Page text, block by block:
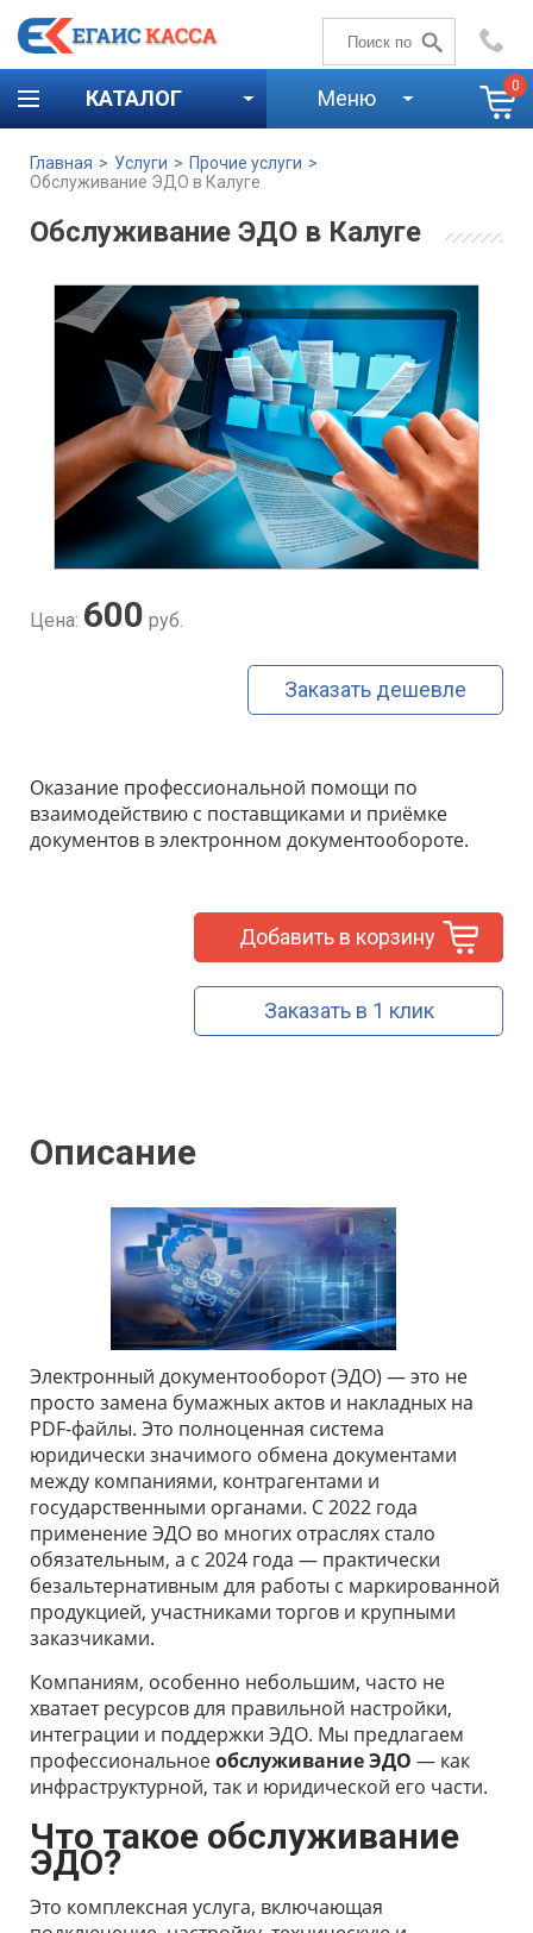
+7 (4842)59-58-00
КАТАЛОГ Меню 0
Главная > Услуги > Прочие услуги >
Обслуживание ЭДО в Калуге
Обслуживание ЭДО в Калуге
Заказать дешевле
Цена: 600 руб.
Оказание профессиональной помощи по
взаимодействию с поставщиками и приёмке
документов в электронном документообороте.
Добавить в корзину
Заказать в 1 клик
Описание
Электронный документооборот (ЭДО) — это не
просто замена бумажных актов и накладных на
PDF-файлы. Это полноценная система
юридически значимого обмена документами
между компаниями, контрагентами и
государственными органами. С 2022 года
применение ЭДО во многих отраслях стало
обязательным, а с 2024 года — практически
безальтернативным для работы с маркированной
продукцией, участниками торгов и крупными
заказчиками.
Компаниям, особенно небольшим, часто не
хватает ресурсов для правильной настройки,
интеграции и поддержки ЭДО. Мы предлагаем
профессиональноеобслуживание ЭДО — как
инфраструктурной, так и юридической его части.
Что такое обслуживание
ЭДО?
Это комплексная услуга, включающая